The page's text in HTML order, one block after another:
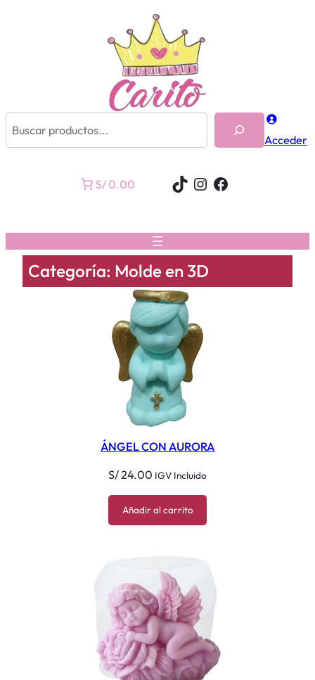
Acceder
S/ 0.00 TikTok
Instagram
Facebook
Categoría: Molde en 3D
ÁNGEL CON AURORA
S/24.00 IGV Incluido
Añadir al carrito